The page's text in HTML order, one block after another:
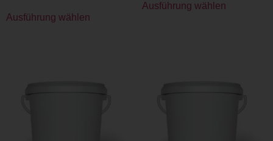
Ausführung wählen
Ausführung wählen